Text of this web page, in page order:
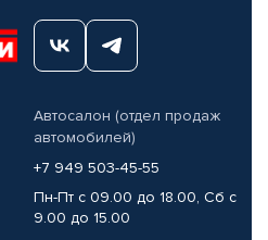
Автосалон (отдел продаж
автомобилей)
+7 949 503-45-55
Пн-Пт с 09.00 до 18.00, Сб с
9.00 до 15.00